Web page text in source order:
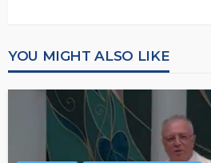
YOU MIGHT ALSO LIKE